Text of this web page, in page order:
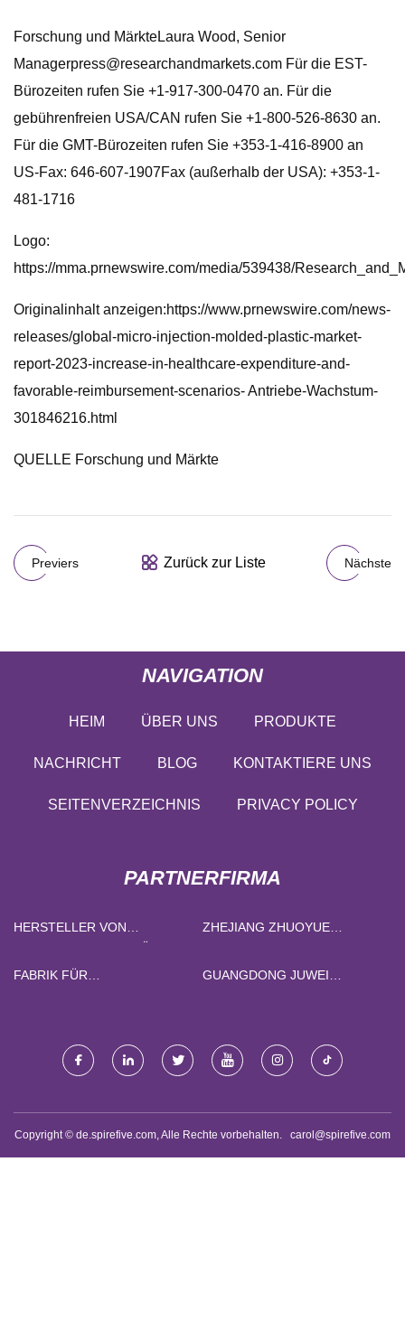
Forschung und MärkteLaura Wood, Senior
Managerpress@researchandmarkets.com Für die EST-
Bürozeiten rufen Sie +1-917-300-0470 an. Für die
gebührenfreien USA/CAN rufen Sie +1-800-526-8630 an.
Für die GMT-Bürozeiten rufen Sie +353-1-416-8900 an
US-Fax: 646-607-1907Fax (außerhalb der USA): +353-1-
481-1716
Logo:
https://mma.prnewswire.com/media/539438/
Originalinhalt anzeigen:https://www.prnewswire.com/news-
releases/global-micro-injection-molded-plastic-market-
report-2023-increase-in-healthcare-expenditure-and-
favorable-reimbursement-scenarios- Antriebe-Wachstum-
301846216.html
QUELLE Forschung und Märkte
Previers Zurück zur Liste Nächste
NAVIGATION
HEIM ÜBER UNS PRODUKTE
NACHRICHT BLOG KONTAKTIERE UNS
SEITENVERZEICHNIS PRIVACY POLICY
PARTNERFIRMA
HERSTELLER VON
ZHEJIANG ZHUOYUE
FABRIK FÜR
GUANGDONG JUWEI
Copyright © de.spirefive.com, Alle Rechte vorbehalten. carol@spirefive.com